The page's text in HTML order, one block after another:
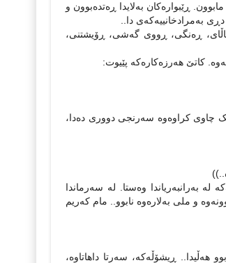
ڕێبواره‌کان به‌لایدا ڕه‌تده‌بوون و
به‌مرادخانییه‌که‌ی دا..
باڵای، ڕه‌نگی، ڕووی گه‌شی، ڕۆیشتنی،
کاتێ هه‌رزه‌کاره‌که‌ پێیوت:
چاوی کراوه‌وه‌ سه‌رنجی دووری ده‌دا،
به‌رانبه‌ریاندا وه‌ستا. له‌ سه‌رماندا
و ملی به‌لاره‌وه‌ نابوو.. مام که‌ریم
ڕیشۆڵه‌که‌، سه‌رتا داهاتاوه‌،